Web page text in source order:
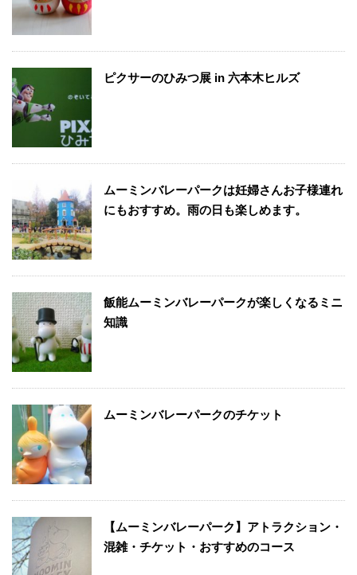
ピクサーのひみつ展 in 六本木ヒルズ
ムーミンバレーパークは妊婦さんお子様連れ
にもおすすめ。雨の日も楽しめます。
飯能ムーミンバレーパークが楽しくなるミニ
知識
ムーミンバレーパークのチケット
【ムーミンバレーパーク】アトラクション・
混雑・チケット・おすすめのコース